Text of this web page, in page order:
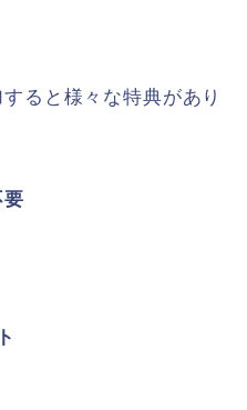
ると様々な特典があり
要